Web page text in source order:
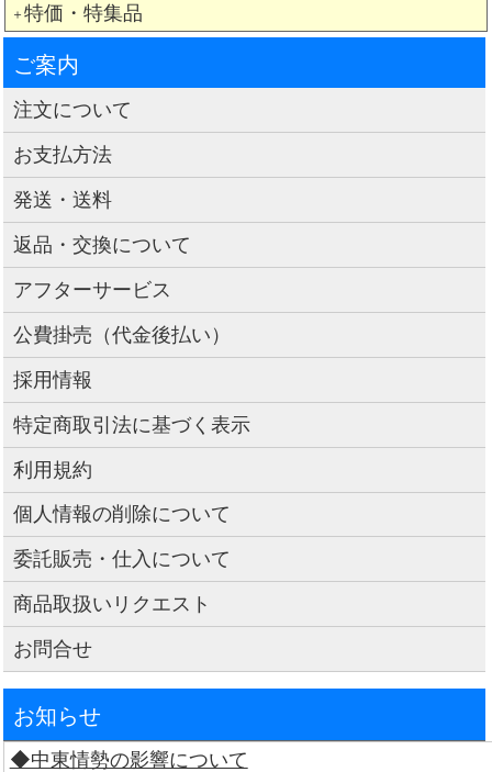
＋ 特価・特集品
ご案内
注文について
お支払方法
発送・送料
返品・交換について
アフターサービス
公費掛売（代金後払い）
採用情報
特定商取引法に基づく表示
利用規約
個人情報の削除について
委託販売・仕入について
商品取扱いリクエスト
お問合せ
お知らせ
◆中東情勢の影響について